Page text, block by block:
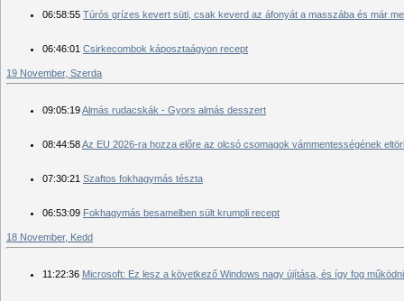
06:58:55 Túrós grízes kevert süti, csak keverd az áfonyát a masszába és már
06:46:01 Csirkecombok káposztaágyon recept
19 November, Szerda
09:05:19Almás rudacskák - Gyors almás desszert
08:44:58Az EU 2026-ra hozza előre az olcsó cso­ma­gok vám­mentes­sé­gének
07:30:21 Szaftos fokhagymás tészta
06:53:09 Fokhagymás besamelben sült krumpli recept
18 November, Kedd
11:22:36 Microsoft: Ez lesz a következő Windows nagy újítása, és így fog működni